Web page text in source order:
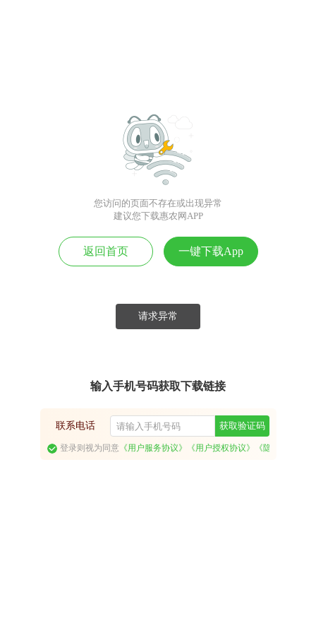
您访问的页面不存在或出现异常
建议您下载惠农网APP
返回首页 一键下载App
输入手机号码获取下载链接
联系电话 获取验证码
登录则视为同意《用户服务协议》 《用户授权协议》 《隐私政策》
请求异常